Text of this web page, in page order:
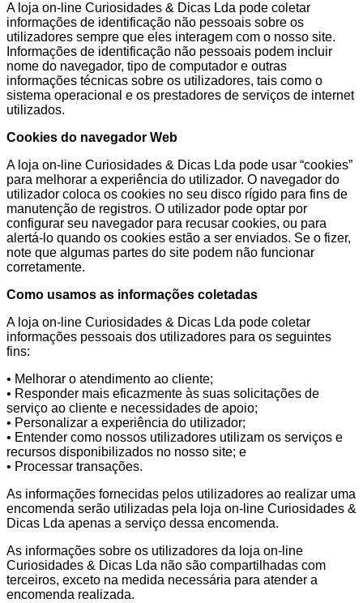
A loja on-line Curiosidades & Dicas Lda pode coletar
informações de identificação não pessoais sobre os
utilizadores sempre que eles interagem com o nosso site.
Informações de identificação não pessoais podem incluir
nome do navegador, tipo de computador e outras
informações técnicas sobre os utilizadores, tais como o
sistema operacional e os prestadores de serviços de internet
utilizados.
Cookies do navegador Web
A loja on-line Curiosidades & Dicas Lda pode usar “cookies”
para melhorar a experiência do utilizador. O navegador do
utilizador coloca os cookies no seu disco rígido para fins de
manutenção de registros. O utilizador pode optar por
configurar seu navegador para recusar cookies, ou para
alertá-lo quando os cookies estão a ser enviados. Se o fizer,
note que algumas partes do site podem não funcionar
corretamente.
Como usamos as informações coletadas
A loja on-line Curiosidades & Dicas Lda pode coletar
informações pessoais dos utilizadores para os seguintes
fins:
• Melhorar o atendimento ao cliente;
• Responder mais eficazmente às suas solicitações de
serviço ao cliente e necessidades de apoio;
• Personalizar a experiência do utilizador;
• Entender como nossos utilizadores utilizam os serviços e
recursos disponibilizados no nosso site; e
• Processar transações.
As informações fornecidas pelos utilizadores ao realizar uma
encomenda serão utilizadas pela loja on-line Curiosidades &
Dicas Lda apenas a serviço dessa encomenda.
As informações sobre os utilizadores da loja on-line
Curiosidades & Dicas Lda não são compartilhadas com
terceiros, exceto na medida necessária para atender a
encomenda realizada.